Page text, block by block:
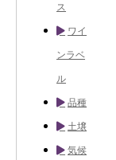
ス
ワイ
ンラベ
ル
品種
土壌
気候